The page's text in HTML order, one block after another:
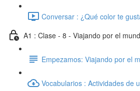
Conversar : ¿Qué color te
A1 : Clase - 8 - Viajando por el
Empezamos: Viajando por el
Vocabularios : Actividades de